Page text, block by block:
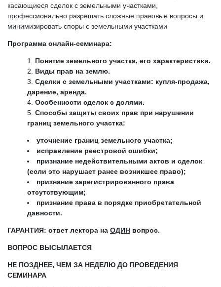
касающиеся сделок с земельными участками,
профессионально разрешать сложные правовые вопросы и
минимизировать споры с земельными участками
Программа онлайн-семинара:
Понятие земельного участка, его характеристики.
Виды прав на землю.
Сделки с земельными участками: купля-продажа,
дарение, аренда.
Особенности сделок с долями.
Способы защиты своих прав при нарушении
границ земельного участка:
уточнение границ земельного участка;
исправление реестровой ошибки;
признание недействительными актов и сделок
(если это нарушает ранее возникшее право);
признание зарегистрированного права
отсутствующим;
признание права в порядке приобретательной
давности.
ГАРАНТИЯ: ответ лектора на ОДИН вопрос.
ВОПРОС ВЫСЫЛАЕТСЯ
НЕ ПОЗДНЕЕ, ЧЕМ ЗА НЕДЕЛЮ ДО ПРОВЕДЕНИЯ
СЕМИНАРА